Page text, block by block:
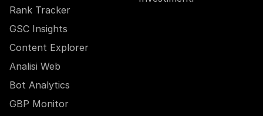
Rank Tracker
GSC Insights
Content Explorer
Analisi Web
Bot Analytics
GBP Monitor